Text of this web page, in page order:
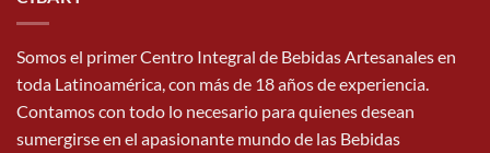
Somos el primer Centro Integral de Bebidas Artesanales en
toda Latinoamérica, con más de 18 años de experiencia.
Contamos con todo lo necesario para quienes desean
sumergirse en el apasionante mundo de las Bebidas